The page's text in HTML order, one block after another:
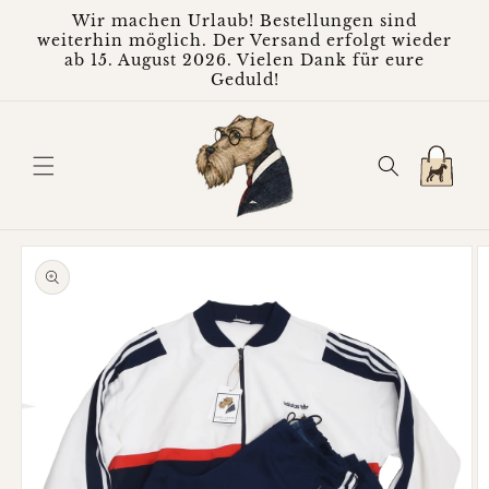
Inhalt
Wir machen Urlaub! Bestellungen sind
weiterhin möglich. Der Versand erfolgt wieder
ab 15. August 2026. Vielen Dank für eure
Geduld!
Warenkorb